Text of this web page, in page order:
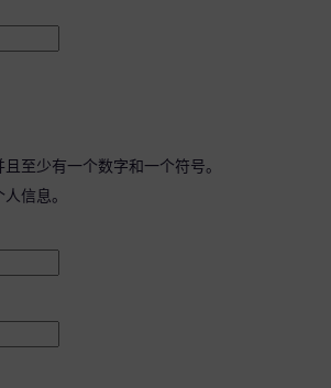
至少有一个数字和一个符号。
信息。